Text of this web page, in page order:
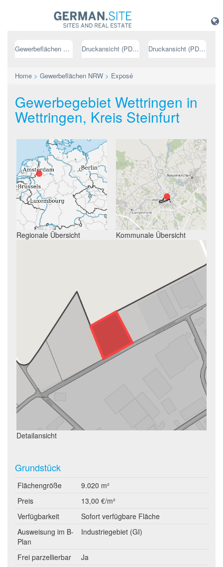
Gewerbeflächen NRW Druckansicht (PDF) // deutsch Druckansicht (PDF) // englisch
Home > Gewerbeflächen NRW > Exposé
Gewerbegebiet Wettringen in
Wettringen, Kreis Steinfurt
Regionale Übersicht Kommunale Übersicht
Detailansicht
Grundstück
Flächengröße
9.020 m²
Preis
13,00 €/m²
Verfügbarkeit
Sofort verfügbare Fläche
Ausweisung im B-
Plan
Industriegebiet (GI)
Frei parzellierbar
Ja